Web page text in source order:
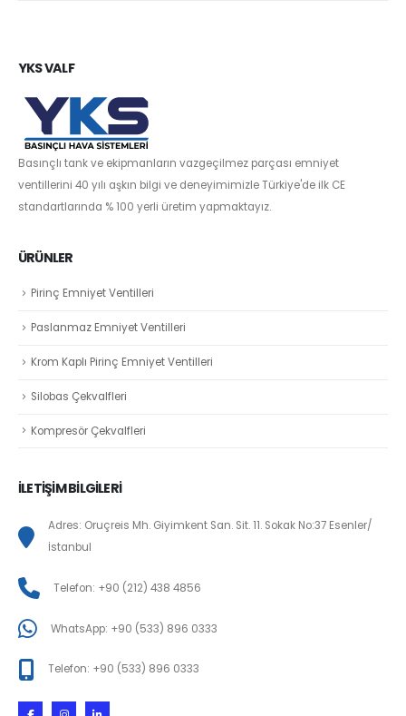
YKS VALF
Basınçlı tank ve ekipmanların vazgeçilmez parçası emniyet
ventillerini 40 yılı aşkın bilgi ve deneyimimizle Türkiye'de ilk CE
standartlarında % 100 yerli üretim yapmaktayız.
ÜRÜNLER
Pirinç Emniyet Ventilleri
Paslanmaz Emniyet Ventilleri
Krom Kaplı Pirinç Emniyet Ventilleri
Silobas Çekvalfleri
Kompresör Çekvalfleri
İLETİŞİM BİLGİLERİ
Adres: Oruçreis Mh. Giyimkent San. Sit. 11. Sokak No:37 Esenler/
İstanbul
Telefon: +90 (212) 438 4856
WhatsApp: +90 (533) 896 0333
Telefon: +90 (533) 896 0333